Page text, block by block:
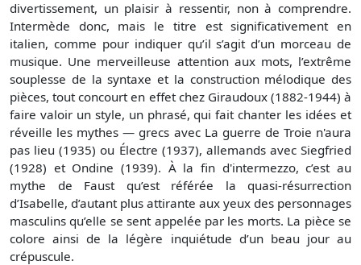
divertissement, un plaisir à ressentir, non à comprendre.
Intermède donc, mais le titre est significativement en
italien, comme pour indiquer qu’il s’agit d’un morceau de
musique. Une merveilleuse attention aux mots, l’extrême
souplesse de la syntaxe et la construction mélodique des
pièces, tout concourt en effet chez Giraudoux (1882-1944) à
faire valoir un style, un phrasé, qui fait chanter les idées et
réveille les mythes — grecs avec La guerre de Troie n'aura
pas lieu (1935) ou Électre (1937), allemands avec Siegfried
(1928) et Ondine (1939). À la fin d'intermezzo, c’est au
mythe de Faust qu’est référée la quasi-résurrection
d’Isabelle, d’autant plus attirante aux yeux des personnages
masculins qu’elle se sent appelée par les morts. La pièce se
colore ainsi de la légère inquiétude d’un beau jour au
crépuscule.